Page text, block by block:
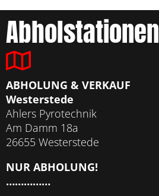
Abholstationen
ABHOLUNG & VERKAUF
Westerstede
Ahlers Pyrotechnik
Am Damm 18a
26655 Westerstede
NUR ABHOLUNG!
……………